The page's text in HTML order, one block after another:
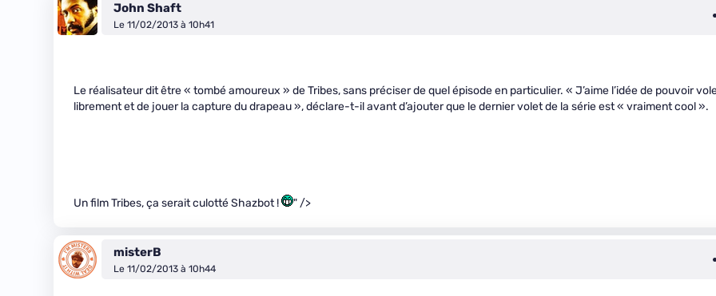
John Shaft
Le 11/02/2013 à 10h41
Le réalisateur dit être « tombé amoureux » de Tribes, sans préciser de quel épisode en particulier. « J’aime l’idée de pouvoir
librement et de jouer la capture du drapeau », déclare-t-il avant d’ajouter que le dernier volet de la série est « vraiment cool ».
Un film Tribes, ça serait culotté Shazbot ! " />
misterB
Le 11/02/2013 à 10h44